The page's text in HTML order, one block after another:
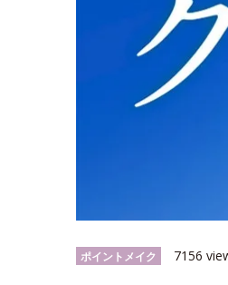
ポイントメイク 7156